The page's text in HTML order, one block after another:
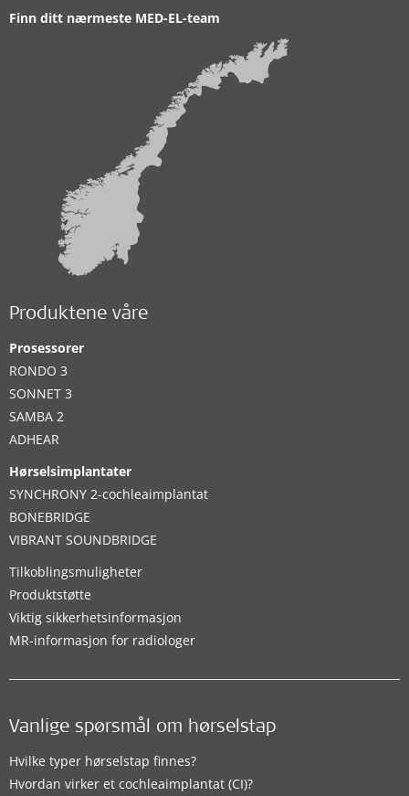
Finn ditt nærmeste MED-EL-team
Produktene våre
Prosessorer
RONDO 3
SONNET 3
SAMBA 2
ADHEAR
Hørselsimplantater
SYNCHRONY 2-cochleaimplantat
BONEBRIDGE
VIBRANT SOUNDBRIDGE
Tilkoblingsmuligheter
Produktstøtte
Viktig sikkerhetsinformasjon
MR-informasjon for radiologer
Vanlige spørsmål om hørselstap
Hvilke typer hørselstap finnes?
Hvordan virker et cochleaimplantat (CI)?